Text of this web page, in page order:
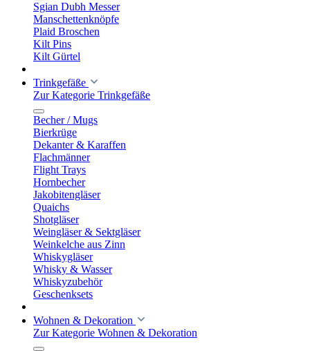
Sgian Dubh Messer
Manschettenknöpfe
Plaid Broschen
Kilt Pins
Kilt Gürtel
Trinkgefäße
Zur Kategorie Trinkgefäße
Becher / Mugs
Bierkrüge
Dekanter & Karaffen
Flachmänner
Flight Trays
Hornbecher
Jakobitengläser
Quaichs
Shotgläser
Weingläser & Sektgläser
Weinkelche aus Zinn
Whiskygläser
Whisky & Wasser
Whiskyzubehör
Geschenksets
Wohnen & Dekoration
Zur Kategorie Wohnen & Dekoration